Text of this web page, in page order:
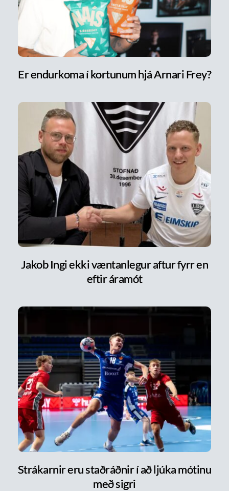
Er endurkoma í kortunum hjá Arnari Frey?
Jakob Ingi ekki væntanlegur aftur fyrr en
eftir áramót
Strákarnir eru staðráðnir í að ljúka mótinu
með sigri